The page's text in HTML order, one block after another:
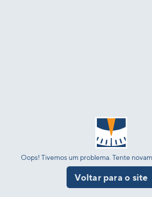
Oops! Tivemos um problema. Tente
Voltar para o site